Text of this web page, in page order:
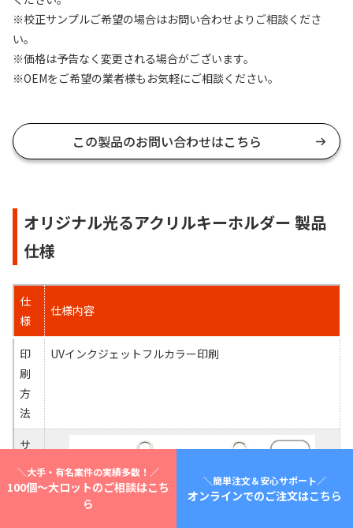
※校正サンプルご希望の場合はお問い合わせよりご相談くださ
い。
※価格は予告なく変更される場合がございます。
※OEMをご希望の業者様もお気軽にご相談ください。
この製品のお問い合わせはこちら
オリジナル光るアクリルキーホルダー 製品
仕様
仕
様
仕様内容
印
刷
方
法
UVインクジェットフルカラー印刷
サ
ズ
＼大手・有名案件の実績多数！／
100個～大ロットのご相談はこち
ら
＼簡単注文＆安心サポート／
オンラインでのご注文はこちら